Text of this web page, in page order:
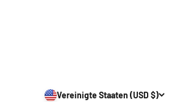
Vereinigte Staaten (USD $)